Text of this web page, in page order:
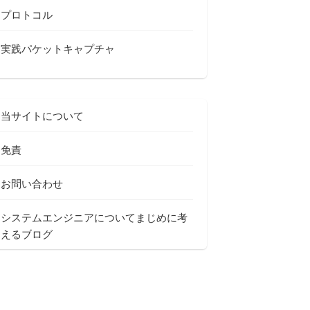
プロトコル
実践パケットキャプチャ
当サイトについて
免責
お問い合わせ
システムエンジニアについてまじめに考
えるブログ